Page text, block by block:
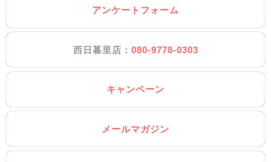
アンケートフォーム
西日暮里店： 080-9778-0303
キャンペーン
メールマガジン